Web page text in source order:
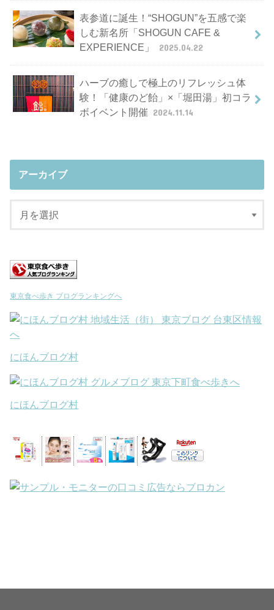
表参道に誕生！“SHOGUN”を五感で楽
しむ新名所「SHOGUN CAFE &
EXPERIENCE」
2025.04.22
ハーブの癒しで極上のリフレッシュ体
験！「健康のど飴」×「堀田湯」初コラ
ボイベント開催 2024.11.14
アーカイブ
東京食べ歩き ブログランキングへ
にほんブログ村
にほんブログ村